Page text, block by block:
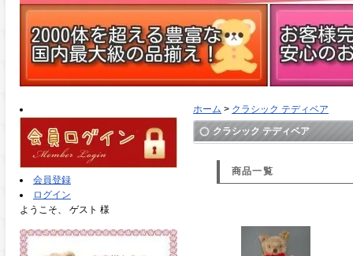
会員登録
ログイン
ようこそ、 ゲスト 様
ホーム > クラシック テディベア
クラシック テディベア
商品一覧